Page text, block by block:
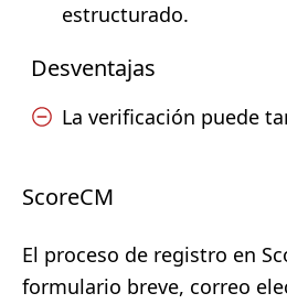
estructurado.
Desventajas
La verificación puede
ScoreCM
El proceso de registro en
formulario breve, correo